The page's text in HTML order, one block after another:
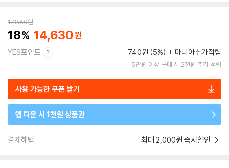
17,850원
18 14,630
YES포인트 740원 (5%) 마니아추가적립
5만원 이상 구매 시 2천원 추가 적립
사용 가능한 쿠폰 받기
앱 다운 시 1천원 상품권
결제혜택 최대 2,000원 즉시할인